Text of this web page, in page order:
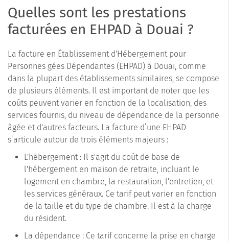
Quelles sont les prestations
facturées en EHPAD à Douai ?
La facture en Établissement d'Hébergement pour
Personnes gées Dépendantes (EHPAD) à Douai, comme
dans la plupart des établissements similaires, se compose
de plusieurs éléments. Il est important de noter que les
coûts peuvent varier en fonction de la localisation, des
services fournis, du niveau de dépendance de la personne
âgée et d'autres facteurs. La facture d’une EHPAD
s’articule autour de trois éléments majeurs :
L'hébergement : Il s'agit du coût de base de
l'hébergement en maison de retraite, incluant le
logement en chambre, la restauration, l'entretien, et
les services généraux. Ce tarif peut varier en fonction
de la taille et du type de chambre. Il est à la charge
du résident.
La dépendance : Ce tarif concerne la prise en charge